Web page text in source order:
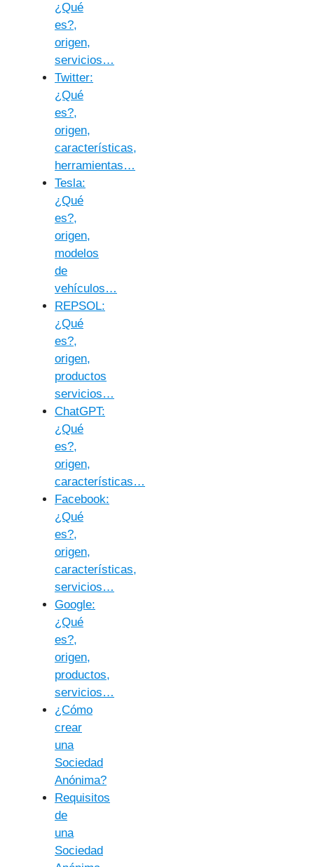
¿Qué
es?,
origen,
servicios…
Twitter:
¿Qué
es?,
origen,
características,
herramientas…
Tesla:
¿Qué
es?,
origen,
modelos
de
vehículos…
REPSOL:
¿Qué
es?,
origen,
productos
servicios…
ChatGPT:
¿Qué
es?,
origen,
características…
Facebook:
¿Qué
es?,
origen,
características,
servicios…
Google:
¿Qué
es?,
origen,
productos,
servicios…
¿Cómo
crear
una
Sociedad
Anónima?
Requisitos
de
una
Sociedad